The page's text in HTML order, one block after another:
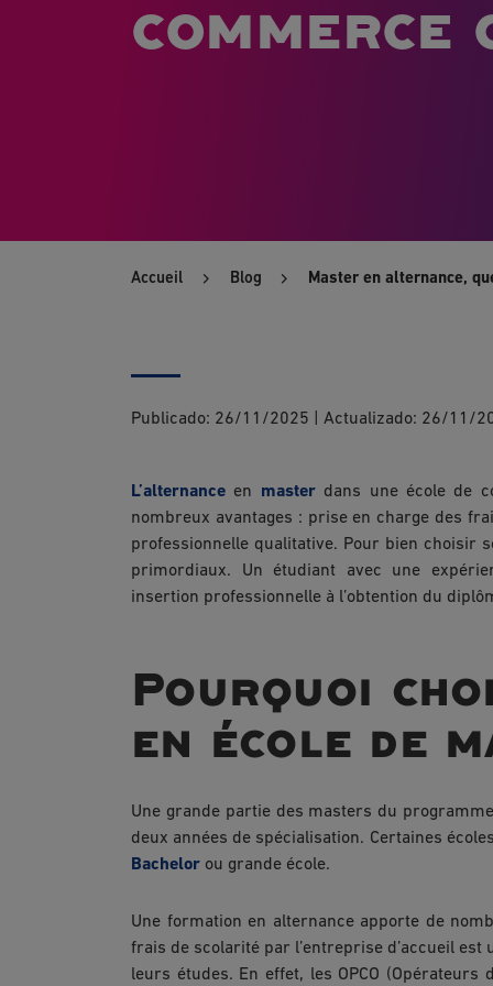
commerce
Accueil Blog Master en alternance,
Publicado: 26/11/2025 Actualizado: 26/11/
L’alternance en masterdans une école de
nombreux avantages : prise en charge des
professionnelle qualitative. Pour bien choisir
primordiaux. Un étudiant avec une
insertion professionnelle à l’obtention du
Pourquoi
en école de
Une grande partie des masters du
deux années de spécialisation. Certaines
Bachelor ou grande école.
Une formation en alternance apporte de
frais de scolarité par l’entreprise d’accueil est
leurs études. En effet, les OPCO